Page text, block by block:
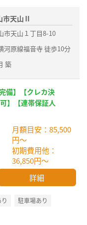
市天山Ⅱ
市天山１丁目8-10
河原線福音寺 徒歩10分
築
備】【クレカ決
】【連帯保証人
月額目安：85,500
円～
初期費用他：
36,850円～
詳細
駐車場あり